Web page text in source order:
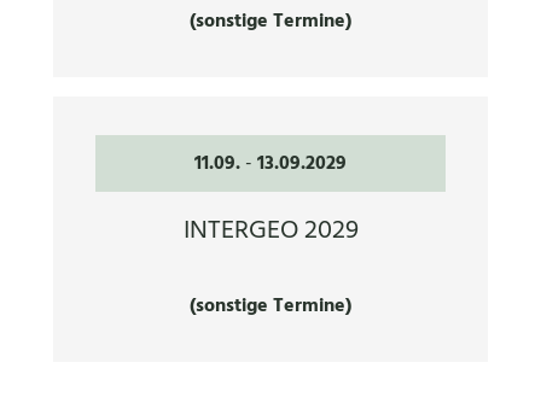
(sonstige Termine)
11.09.-13.09.2029
INTERGEO 2029
(sonstige Termine)